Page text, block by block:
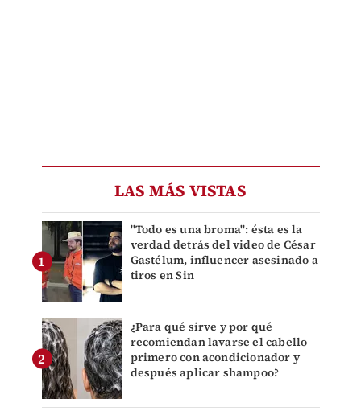
LAS MÁS VISTAS
"Todo es una broma": ésta es la
verdad detrás del video de César
Gastélum, influencer asesinado a
tiros en Sin
¿Para qué sirve y por qué
recomiendan lavarse el cabello
primero con acondicionador y
después aplicar shampoo?